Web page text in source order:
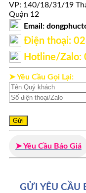
VP: 140/18/31/19
Quận 12
Email:
Điện thoại:
Hotline/Zalo:
➤ Yêu Cầu Gọi Lại:
➤ Yêu Cầu Báo Giá
GỬI YÊU CẦU